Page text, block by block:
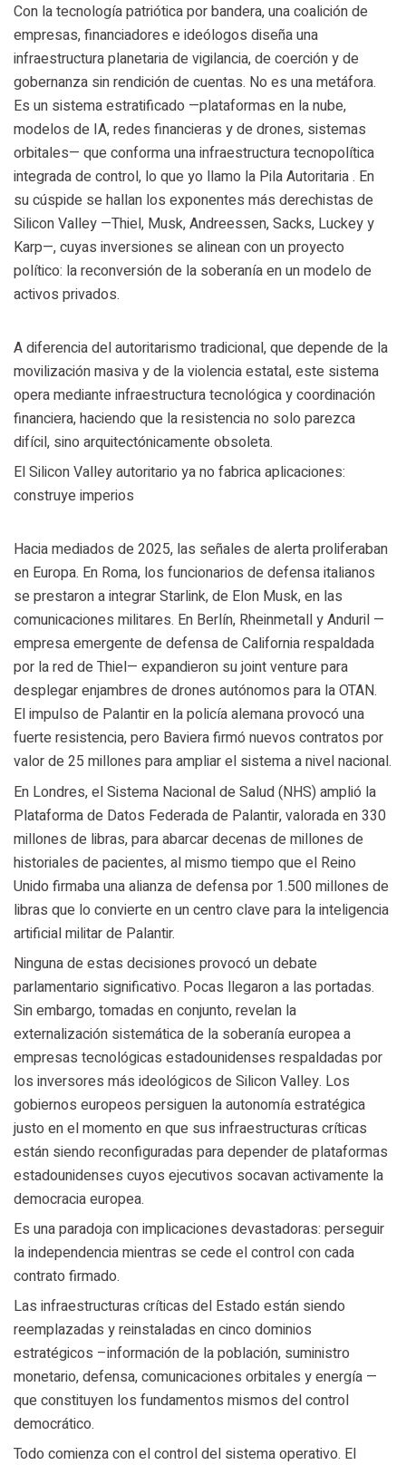
Con la tecnología patriótica por bandera, una coalición de
empresas, financiadores e ideólogos diseña una
infraestructura planetaria de vigilancia, de coerción y de
gobernanza sin rendición de cuentas. No es una metáfora.
Es un sistema estratificado —plataformas en la nube,
modelos de IA, redes financieras y de drones, sistemas
orbitales— que conforma una infraestructura tecnopolítica
integrada de control, lo que yo llamo la Pila Autoritaria . En
su cúspide se hallan los exponentes más derechistas de
Silicon Valley —Thiel, Musk, Andreessen, Sacks, Luckey y
Karp—, cuyas inversiones se alinean con un proyecto
político: la reconversión de la soberanía en un modelo de
activos privados.
A diferencia del autoritarismo tradicional, que depende de la
movilización masiva y de la violencia estatal, este sistema
opera mediante infraestructura tecnológica y coordinación
financiera, haciendo que la resistencia no solo parezca
difícil, sino arquitectónicamente obsoleta.
El Silicon Valley autoritario ya no fabrica aplicaciones:
construye imperios
Hacia mediados de 2025, las señales de alerta proliferaban
en Europa. En Roma, los funcionarios de defensa italianos
se prestaron a integrar Starlink, de Elon Musk, en las
comunicaciones militares. En Berlín, Rheinmetall y Anduril —
empresa emergente de defensa de California respaldada
por la red de Thiel— expandieron su joint venture para
desplegar enjambres de drones autónomos para la OTAN.
El impulso de Palantir en la policía alemana provocó una
fuerte resistencia, pero Baviera firmó nuevos contratos por
valor de 25 millones para ampliar el sistema a nivel nacional.
En Londres, el Sistema Nacional de Salud (NHS) amplió la
Plataforma de Datos Federada de Palantir, valorada en 330
millones de libras, para abarcar decenas de millones de
historiales de pacientes, al mismo tiempo que el Reino
Unido firmaba una alianza de defensa por 1.500 millones de
libras que lo convierte en un centro clave para la inteligencia
artificial militar de Palantir.
Ninguna de estas decisiones provocó un debate
parlamentario significativo. Pocas llegaron a las portadas.
Sin embargo, tomadas en conjunto, revelan la
externalización sistemática de la soberanía europea a
empresas tecnológicas estadounidenses respaldadas por
los inversores más ideológicos de Silicon Valley. Los
gobiernos europeos persiguen la autonomía estratégica
justo en el momento en que sus infraestructuras críticas
están siendo reconfiguradas para depender de plataformas
estadounidenses cuyos ejecutivos socavan activamente la
democracia europea.
Es una paradoja con implicaciones devastadoras: perseguir
la independencia mientras se cede el control con cada
contrato firmado.
Las infraestructuras críticas del Estado están siendo
reemplazadas y reinstaladas en cinco dominios
estratégicos –información de la población, suministro
monetario, defensa, comunicaciones orbitales y energía —
que constituyen los fundamentos mismos del control
democrático.
Todo comienza con el control del sistema operativo. El